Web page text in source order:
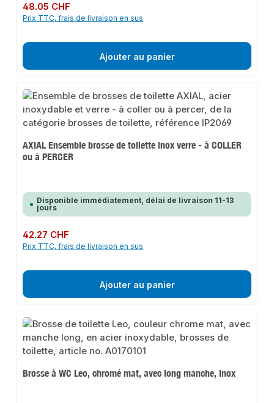
Prix régulier :
48.05 CHF
Prix TTC, frais de livraison en sus
Ajouter au panier
AXIAL Ensemble brosse de toilette inox verre - à COLLER
ou à PERCER
Disponible immédiatement, délai de livraison 11-13
jours
Prix régulier :
42.27 CHF
Prix TTC, frais de livraison en sus
Ajouter au panier
Brosse à WC Leo, chromé mat, avec long manche, inox